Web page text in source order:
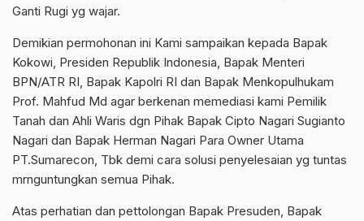
Ganti Rugi yg wajar.
Demikian permohonan ini Kami sampaikan kepada Bapak
Kokowi, Presiden Republik Indonesia, Bapak Menteri
BPN/ATR RI, Bapak Kapolri RI dan Bapak Menkopulhukam
Prof. Mahfud Md agar berkenan memediasi kami Pemilik
Tanah dan Ahli Waris dgn Pihak Bapak Cipto Nagari Sugianto
Nagari dan Bapak Herman Nagari Para Owner Utama
PT.Sumarecon, Tbk demi cara solusi penyelesaian yg tuntas
mrnguntungkan semua Pihak.
Atas perhatian dan pettolongan Bapak Presuden, Bapak